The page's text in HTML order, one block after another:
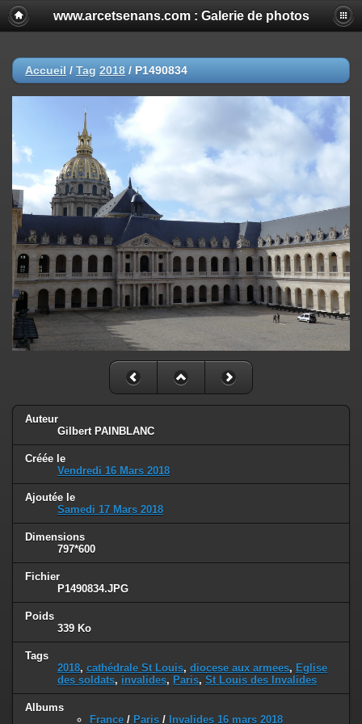
www.arcetsenans.com : Galerie de photos
Accueil / Tag 2018 / P1490834
Auteur
Gilbert PAINBLANC
Créée le
Vendredi 16 Mars 2018
Ajoutée le
Samedi 17 Mars 2018
Dimensions
797*600
Fichier
P1490834.JPG
Poids
339 Ko
Tags
2018, cathédrale St Louis, diocese aux armees, Eglise
des soldats, invalides, Paris, St Louis des Invalides
Albums
France / Paris / Invalides 16 mars 2018